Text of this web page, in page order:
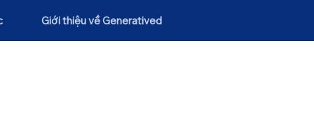
Giới thiệu về Generatived